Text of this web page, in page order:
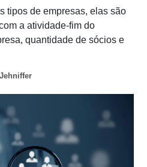
tipos de empresas, elas são
a atividade-fim do
quantidade de sócios e